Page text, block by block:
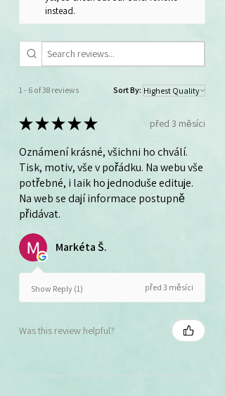
instead.
1 - 6 of 38 reviews Sort By:
★★★★★ před 3 měsíci
Oznámení krásné, všichni ho chválí.
Tisk, motiv, vše v pořádku. Na webu vše
potřebné, i laik ho jednoduše edituje.
Na web se dají informace postupně
přidávat.
Markéta Š.
Show Reply (1) před 3 měsíci
Was this review helpful?